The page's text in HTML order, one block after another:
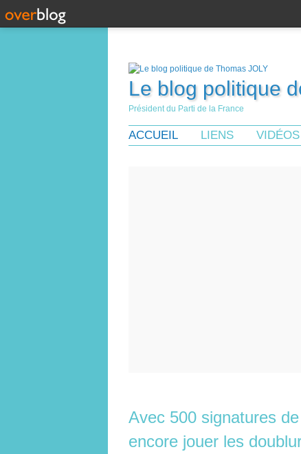
Le blog politique
Président du Parti de la France
ACCUEIL LIENS VIDÉOS
Avec 500 signatures
encore jouer les